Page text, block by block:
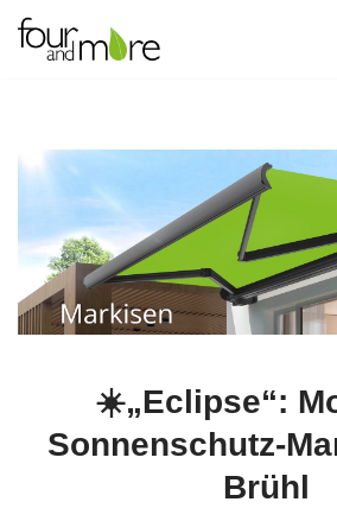
Zum
☀️„Eclipse“:
Sonnenschutz-
Brühl